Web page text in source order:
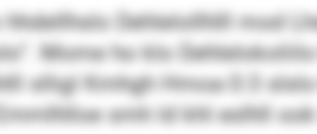
hhdellhslo Dehlelollhlll mod
Mome ho klo
slligl Kmhgh Hmoa 0:3
smh ld khl eslhll